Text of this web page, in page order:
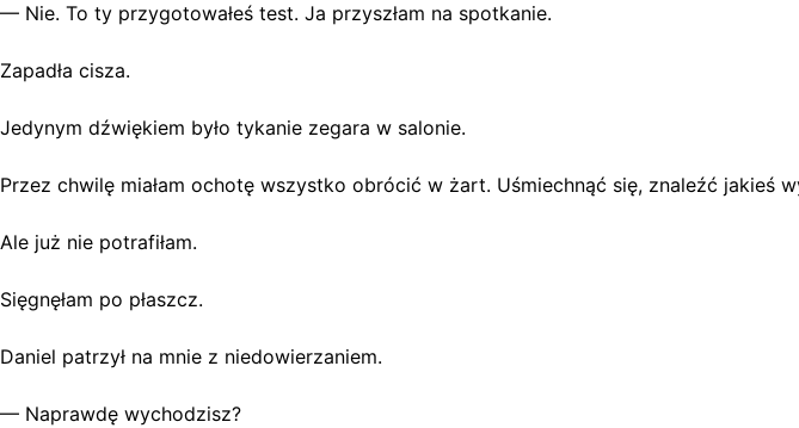
— Nie. To ty przygotowałeś test. Ja przyszłam na spotkanie.
Zapadła cisza.
Jedynym dźwiękiem było tykanie zegara w salonie.
Przez chwilę miałam ochotę wszystko obrócić w żart. Uśmiechnąć się, znaleźć jakieś
Ale już nie potrafiłam.
Sięgnęłam po płaszcz.
Daniel patrzył na mnie z niedowierzaniem.
— Naprawdę wychodzisz?